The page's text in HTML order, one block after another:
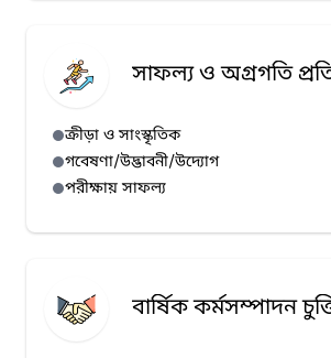
সাফল্য ও অগ্রগতি
ক্রীড়া ও সাংস্কৃতিক
গবেষণা/উদ্ভাবনী/উদ্যোগ
পরীক্ষায় সাফল্য
বার্ষিক কর্মসম্পাদন